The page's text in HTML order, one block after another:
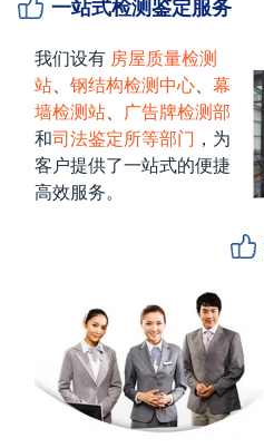
一站式检测鉴定服务
我们设有 房屋质量检测
站、 钢结构检测中心、 幕
墙检测站、
广告牌检测部
和司法鉴定所等部门 ，为
客户提供了一站式的便捷
高效服务。